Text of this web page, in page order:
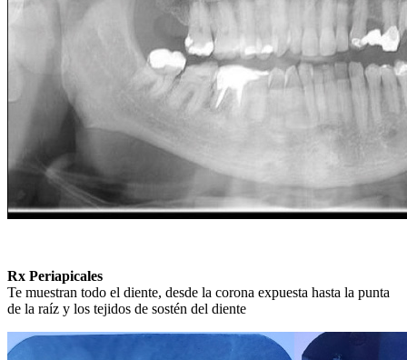
Rx Periapicales
Te muestran todo el diente, desde la corona expuesta hasta la punta
de la raíz y los tejidos de sostén del diente